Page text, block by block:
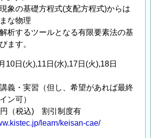
象の基礎方程式(支配方程式)からは
な物理
析するツールとなる有限要素法の基
ます。
10日(火),11日(水),17日(火),18日
義・実習（但し、希望があれば最終
ン可）
（税込) 割引制度有
learn/keisan-cae/